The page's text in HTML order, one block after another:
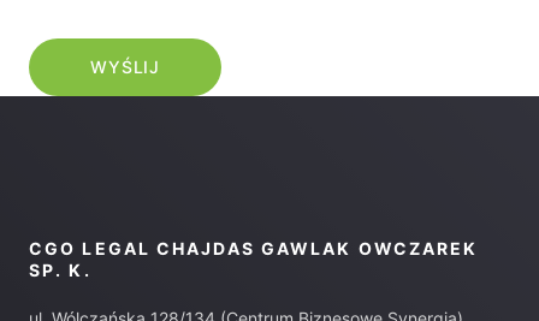
CGO LEGAL CHAJDAS GAWLAK OWCZAREK
SP. K.